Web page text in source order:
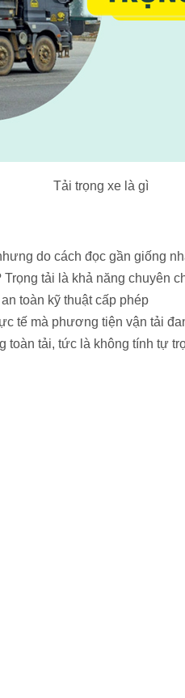
Tải trọng xe là gì
do cách đọc gần giống
Trọng tải là khả năng chuyên
toàn kỹ thuật cấp phép
tế mà phương tiện vận tải
toàn tải, tức là không tính tự